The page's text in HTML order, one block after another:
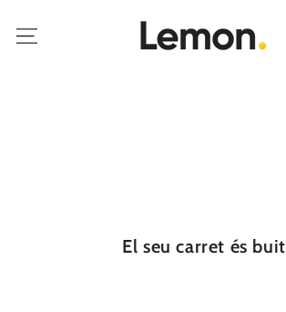
CONTINGUT
El seu carret és buit